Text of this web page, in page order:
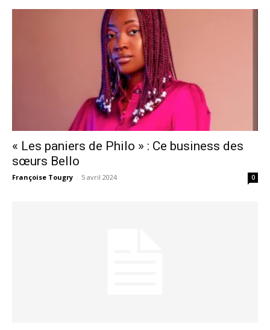
« Les paniers de Philo » : Ce business des
sœurs Bello
Françoise Tougry - 5 avril 2024 0